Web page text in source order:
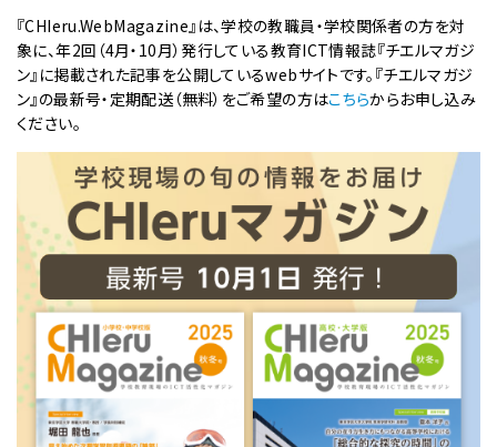
『CHIeru.WebMagazine』は、学校の教職員・学校関係者の方を対
象に、年2回（4月・10月）発行している教育ICT情報誌『チエルマガジ
ン』に掲載された記事を公開しているwebサイトです。『チエルマガジ
ン』の最新号・定期配送（無料）をご希望の方はこちらからお申し込み
ください。